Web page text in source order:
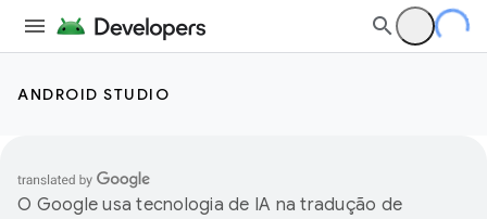
ANDROID STUDIO
O Google usa tecnologia de IA na tradução de